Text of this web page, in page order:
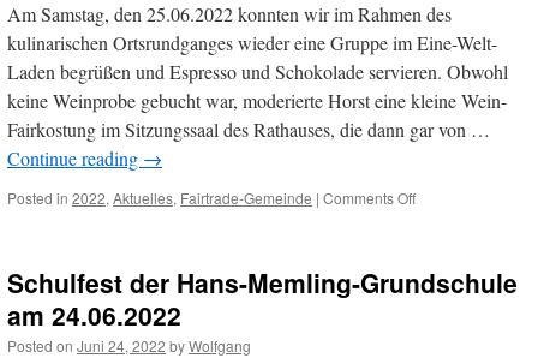
Am Samstag, den 25.06.2022 konnten wir im Rahmen des
kulinarischen Ortsrundganges wieder eine Gruppe im Eine-Welt-
Laden begrüßen und Espresso und Schokolade servieren. Obwohl
keine Weinprobe gebucht war, moderierte Horst eine kleine Wein-
Fairkostung im Sitzungssaal des Rathauses, die dann gar von …
Continue reading →
Posted in 2022, Aktuelles, Fairtrade-Gemeinde | Comments Offon
25.06.2022
Schulfest der Hans-Memling-Grundschule
am 24.06.2022
Posted on Juni 24, 2022 byWolfgang